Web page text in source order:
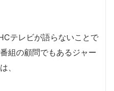
テレビが語らないことで
組の顧問でもあるジャー
、